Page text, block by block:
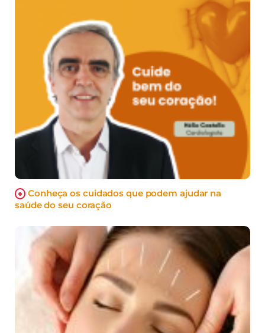
Conheça os cuidados que podem ajudar na
saúde do seu coração